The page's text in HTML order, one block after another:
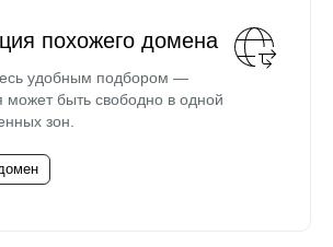
похожего домена
удобным подбором —
может быть свободно в одной
зон.